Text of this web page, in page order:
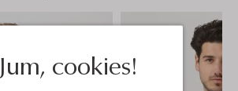
Jum, cookies!